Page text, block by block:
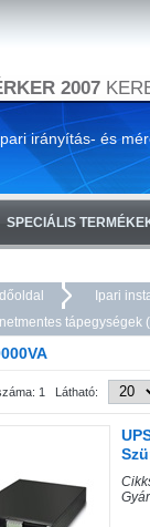
2007
irányítás- és
SPECIÁLIS
Ipari
tápegységek
1 Látható: